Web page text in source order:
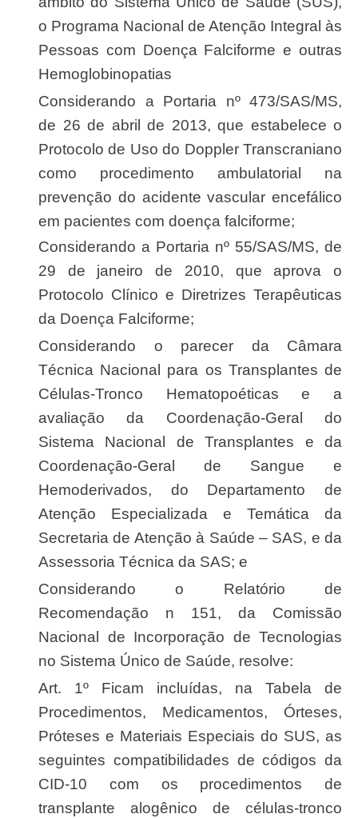
o Programa Nacional de Atenção Integral às
Pessoas com Doença Falciforme e outras
Hemoglobinopatias
Considerando a Portaria nº 473/SAS/MS,
de 26 de abril de 2013, que estabelece o
Protocolo de Uso do Doppler Transcraniano
como procedimento ambulatorial na
prevenção do acidente vascular encefálico
em pacientes com doença falciforme;
Considerando a Portaria nº 55/SAS/MS, de
29 de janeiro de 2010, que aprova o
Protocolo Clínico e Diretrizes Terapêuticas
da Doença Falciforme;
Considerando o parecer da Câmara
Técnica Nacional para os Transplantes de
Células-Tronco Hematopoéticas e a
avaliação da Coordenação-Geral do
Sistema Nacional de Transplantes e da
Coordenação-Geral de Sangue e
Hemoderivados, do Departamento de
Atenção Especializada e Temática da
Secretaria de Atenção à Saúde – SAS, e da
Assessoria Técnica da SAS; e
Considerando o Relatório de
Recomendação n 151, da Comissão
Nacional de Incorporação de Tecnologias
no Sistema Único de Saúde, resolve:
Art. 1º Ficam incluídas, na Tabela de
Procedimentos, Medicamentos, Órteses,
Próteses e Materiais Especiais do SUS, as
seguintes compatibilidades de códigos da
CID-10 com os procedimentos de
transplante alogênico de células-tronco